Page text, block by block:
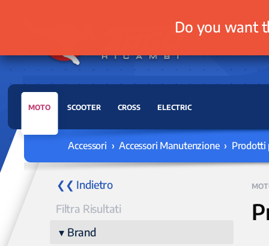
MOTO SCOOTER CROSS ELECTRIC
Accessori › Accessori Manutenzione › Prodotti
❮❮ Indietro
Filtra Risultati
Brand
Do you want